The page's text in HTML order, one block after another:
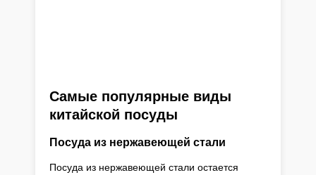
Самые популярные виды
китайской посуды
Посуда из нержавеющей стали
Посуда из нержавеющей стали остается